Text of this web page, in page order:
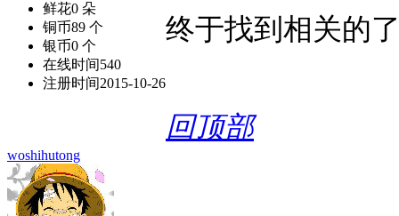
鲜花0 朵
铜币89 个
银币0 个
在线时间540
注册时间2015-10-26
终于找到相关的
回顶部
woshihutong